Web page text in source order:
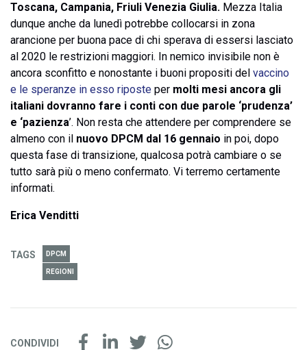
Toscana, Campania, Friuli Venezia Giulia. Mezza Italia
dunque anche da lunedì potrebbe collocarsi in zona
arancione per buona pace di chi sperava di essersi lasciato
al 2020 le restrizioni maggiori. In nemico invisibile non è
ancora sconfitto e nonostante i buoni propositi del vaccino
e le speranze in esso riposte per molti mesi ancora gli
italiani dovranno fare i conti con due parole ‘prudenza’
e ‘pazienza’. Non resta che attendere per comprendere se
almeno con il nuovo DPCM dal 16 gennaio in poi, dopo
questa fase di transizione, qualcosa potrà cambiare o se
tutto sarà più o meno confermato. Vi terremo certamente
informati.
Erica Venditti
TAGS DPCM
REGIONI
CONDIVIDI